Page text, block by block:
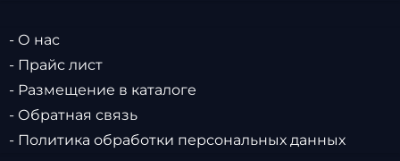
- О нас
- Прайс лист
- Размещение в каталоге
- Обратная связь
- Политика обработки персональных данных